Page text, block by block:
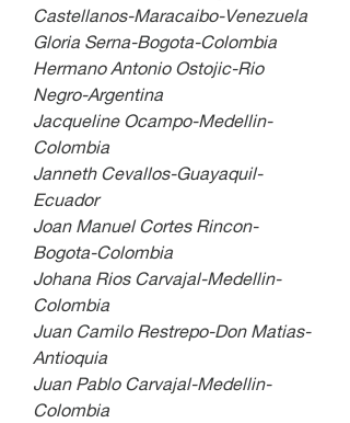
Castellanos-Maracaibo-Venezuela
Gloria Serna-Bogota-Colombia
Hermano Antonio Ostojic-Rio
Negro-Argentina
Jacqueline Ocampo-Medellin-
Colombia
Janneth Cevallos-Guayaquil-
Ecuador
Joan Manuel Cortes Rincon-
Bogota-Colombia
Johana Rios Carvajal-Medellin-
Colombia
Juan Camilo Restrepo-Don Matias-
Antioquia
Juan Pablo Carvajal-Medellin-
Colombia